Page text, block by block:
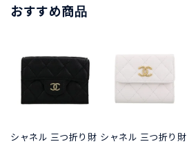
おすすめ商品
シャネル 三つ折り財 シャネル 三つ折り財